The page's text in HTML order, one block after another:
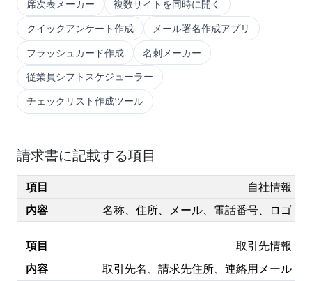
席次表メーカー 複数サイトを同時に開く
クイックアンケート作成 メール署名作成アプリ
フラッシュカード作成 名刺メーカー
従業員シフトスケジューラー
チェックリスト作成ツール
請求書に記載する項目
自社情報
名称、住所、メール、電話番号、ロゴ
取引先情報
取引先名、請求先住所、連絡用メール